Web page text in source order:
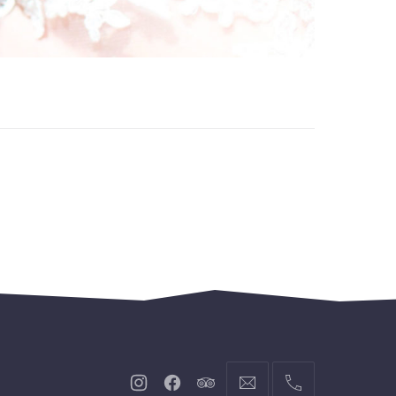
NeuesNeuesNeues info@hofgut-